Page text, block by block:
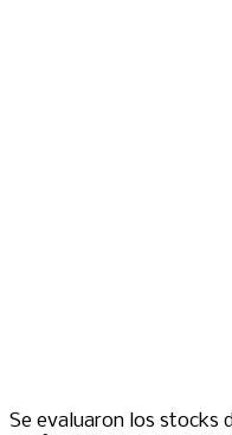
Se evaluaron los stocks